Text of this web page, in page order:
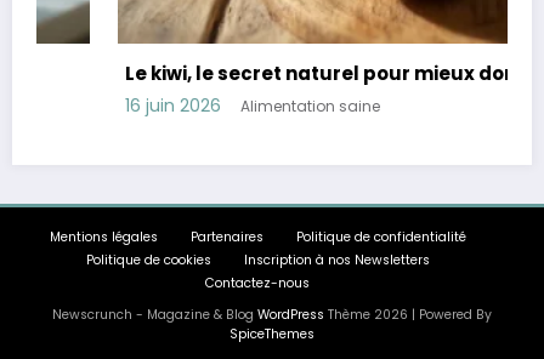
Le kiwi, le secret naturel pour mieux dormir
16 juin 2026 Alimentation saine
Mentions légales Partenaires
Politique de confidentialité
Politique de cookies
Inscription à nos Newsletters
Contactez-nous
Newscrunch - Magazine & Blog WordPress Thème 2026 | Powered By
SpiceThemes